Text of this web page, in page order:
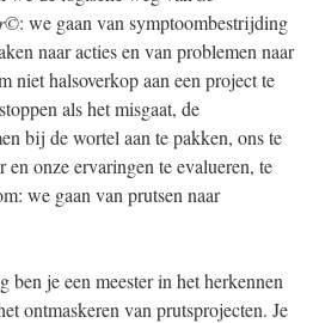
: we gaan van symptoombestrijding
naar acties en van problemen naar
niet halsoverkop aan een project te
als het misgaat, de
bij de wortel aan te pakken, ons te
en onze ervaringen te evalueren, te
we gaan van prutsen naar
ben je een meester in het herkennen
ontmaskeren van prutsprojecten. Je